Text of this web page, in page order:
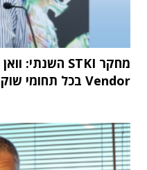
Vendor בכל תחומי שוק ה-IT